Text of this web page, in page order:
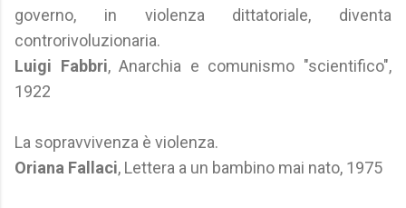
governo, in violenza dittatoriale, diventa
controrivoluzionaria.
Luigi Fabbri, Anarchia e comunismo "scientifico",
1922
La sopravvivenza è violenza.
Oriana Fallaci, Lettera a un bambino mai nato, 1975